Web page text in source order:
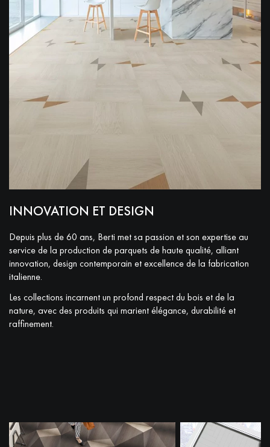
09-8899140
VOUS AVEZ UN PROJET ?
Nos experts sont à votre disposition pour vous guider pas à
Un expert Décoplus Parquets vous appelle
Demandez un rendez-vous personnalisé
INNOVATION ET DESIGN
Depuis plus de 60 ans, Berti met sa passion et son expertise au
service de la production de parquets de haute qualité, alliant
innovation, design contemporain et excellence de la fabrication
italienne.
Les collections incarnent un profond respect du bois et de la
nature, avec des produits qui marient élégance, durabilité et
raffinement.